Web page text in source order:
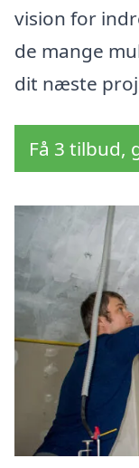
vision for
de mange
dit næste
Få 3 tilbud,